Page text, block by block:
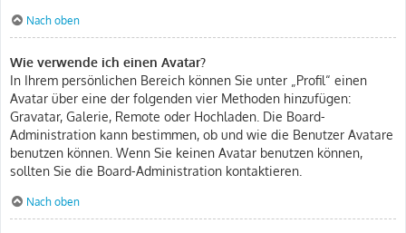
Nach oben
Wie verwende ich einen Avatar?
In Ihrem persönlichen Bereich können Sie unter „Profil“ einen
Avatar über eine der folgenden vier Methoden hinzufügen:
Gravatar, Galerie, Remote oder Hochladen. Die Board-
Administration kann bestimmen, ob und wie die Benutzer Avatare
benutzen können. Wenn Sie keinen Avatar benutzen können,
sollten Sie die Board-Administration kontaktieren.
Nach oben